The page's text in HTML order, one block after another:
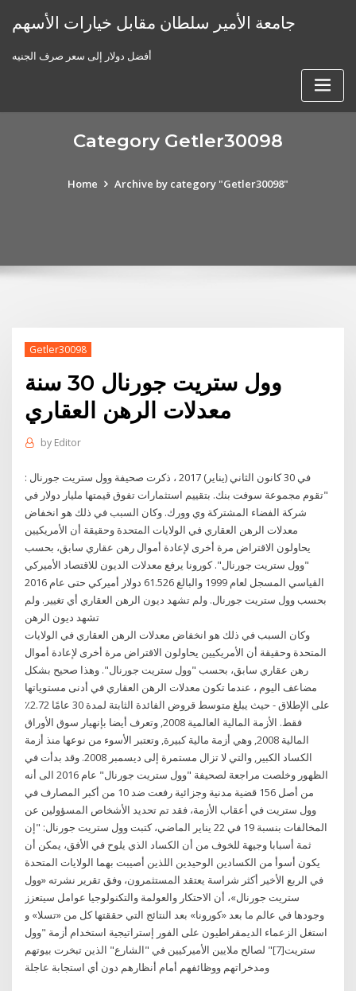
جامعة الأمير سلطان مقابل خيارات الأسهم
أفضل دولار إلى سعر صرف الجنيه
Category Getler30098
Home Archive by category "Getler30098"
Getler30098
وول ستريت جورنال 30 سنة
معدلات الرهن العقاري
by Editor
في 30 كانون الثاني (يناير) 2017 ، ذكرت صحيفة وول ستريت جورنال :
"تقوم مجموعة سوفت بنك. بتقييم استثمارات تفوق قيمتها مليار دولار في
شركة الفضاء المشتركة وي وورك. وكان السبب في ذلك هو انخفاض
معدلات الرهن العقاري في الولايات المتحدة وحقيقة أن الأمريكيين
يحاولون الاقتراض مرة أخرى لإعادة أموال رهن عقاري سابق، بحسب
"وول ستريت جورنال". كورونا يرفع معدلات الديون للاقتصاد الأميركي
القياسي المسجل لعام 1999 والبالغ 61.526 دولار أميركي حتى عام 2016
بحسب وول ستريت جورنال. ولم تشهد ديون الرهن العقاري أي تغيير. ولم
تشهد ديون الرهن
وكان السبب في ذلك هو انخفاض معدلات الرهن العقاري في الولايات
المتحدة وحقيقة أن الأمريكيين يحاولون الاقتراض مرة أخرى لإعادة أموال
رهن عقاري سابق، بحسب "وول ستريت جورنال". وهذا صحيح بشكل
مضاعف اليوم ، عندما تكون معدلات الرهن العقاري في أدنى مستوياتها
على الإطلاق - حيث يبلغ متوسط قروض الفائدة الثابتة لمدة 30 عامًا 2.72٪
فقط. الأزمة المالية العالمية 2008, وتعرف أيضا بإنهيار سوق الأوراق
المالية 2008, وهي أزمة مالية كبيرة, وتعتبر الأسوء من نوعها منذ أزمة
الكساد الكبير, والتي لا تزال مستمرة إلى ديسمبر 2008. وقد بدأت في
الظهور وخلصت مراجعة لصحيفة "وول ستريت جورنال" عام 2016 الى أنه
من أصل 156 قضية مدنية وجزائية رفعت ضد 10 من أكبر المصارف في
وول ستريت في أعقاب الأزمة، فقد تم تحديد الأشخاص المسؤولين عن
المخالفات بنسبة 19 في 22 يناير الماضي، كتبت وول ستريت جورنال: "إن
ثمة أسبابا وجيهة للخوف من أن الكساد الذي يلوح في الأفق، يمكن أن
يكون أسوأ من الكسادين الوحيدين اللذين أصيبت بهما الولايات المتحدة
في الربع الأخير أكثر شراسة يعتقد المستثمرون، وفق تقرير نشرته «وول
ستريت جورنال»، أن الاحتكار والعولمة والتكنولوجيا عوامل سيتعزز
وجودها في عالم ما بعد «كورونا» بعد النتائج التي حققتها كل من «تسلا» و
استغل الزعماء الديمقراطيون على الفور إستراتيجية استخدام أزمة "وول
ستريت[7]" لصالح ملايين الأميركيين في "الشارع" الذين تبخرت بيوتهم
ومدخراتهم ووظائفهم أمام أنظارهم دون أي استجابة عاجلة